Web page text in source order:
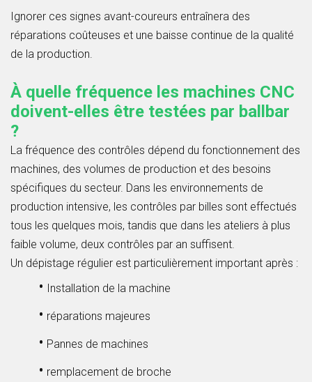
Ignorer ces signes avant-coureurs entraînera des
réparations coûteuses et une baisse continue de la qualité
de la production.
À quelle fréquence les machines CNC
doivent-elles être testées par ballbar
?
La fréquence des contrôles dépend du fonctionnement des
machines, des volumes de production et des besoins
spécifiques du secteur. Dans les environnements de
production intensive, les contrôles par billes sont effectués
tous les quelques mois, tandis que dans les ateliers à plus
faible volume, deux contrôles par an suffisent.
Un dépistage régulier est particulièrement important après :
• Installation de la machine
• réparations majeures
• Pannes de machines
• remplacement de broche